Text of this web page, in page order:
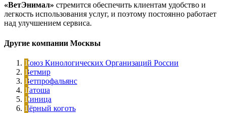
«ВетЭнимал» стремится обеспечить клиентам удобство и
легкость использования услуг, и поэтому постоянно работает
над улучшением сервиса.
Другие компании Москвы
Союз Кинологических Организаций России
Ветмир
Ветпрофальянс
Татоша
Синица
Чёрный коготь